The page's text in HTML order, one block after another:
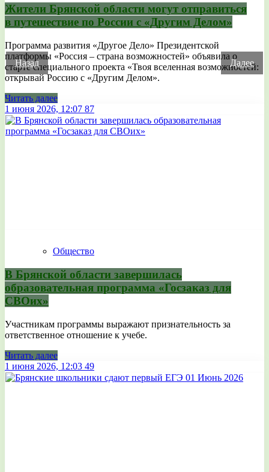
Жители Брянской области могут отправиться
в путешествие по России с «Другим Делом»
Программа развития «Другое Дело» Президентской
платформы «Россия – страна возможностей» объявила о
старте специального проекта «Твоя вселенная возможностей:
открывай Россию с «Другим Делом».
Читать далее
1 июня 2026, 12:07 87
Общество
В Брянской области завершилась
образовательная программа «Госзаказ для
СВОих»
Участникам программы выражают признательность за
ответственное отношение к учебе.
Читать далее
1 июня 2026, 12:03 49
Назад Далее